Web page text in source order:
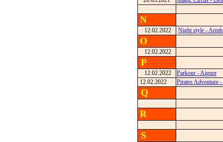
N
12.02.2022 Night style -
O
12.02.2022
P
12.02.2022
Parkour - Aigner
12.02.2022
Pirates Adventure
Q
R
S